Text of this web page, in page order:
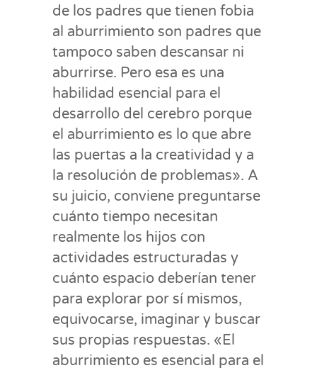
de los padres que tienen fobia
al aburrimiento son padres que
tampoco saben descansar ni
aburrirse. Pero esa es una
habilidad esencial para el
desarrollo del cerebro porque
el aburrimiento es lo que abre
las puertas a la creatividad y a
la resolución de problemas». A
su juicio, conviene preguntarse
cuánto tiempo necesitan
realmente los hijos con
actividades estructuradas y
cuánto espacio deberían tener
para explorar por sí mismos,
equivocarse, imaginar y buscar
sus propias respuestas. «El
aburrimiento es esencial para el